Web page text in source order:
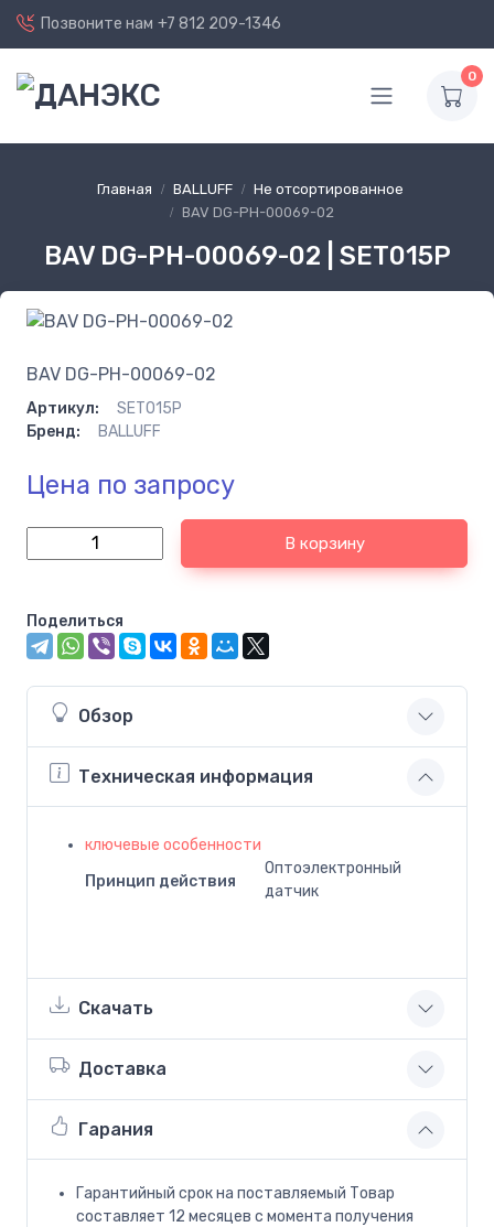
Позвоните нам +7 812 209-1346
0
Главная BALLUFF
Не отсортированное
BAV DG-PH-00069-02
BAV DG-PH-00069-02 | SET015P
BAV DG-PH-00069-02
Артикул:
SET015P
Бренд:
BALLUFF
Цена по запросу
В корзину
Поделиться
Обзор
Техническая информация
ключевые особенности
Принцип действия
Оптоэлектронный
датчик
Скачать
Доставка
Гарания
Гарантийный срок на поставляемый Товар
составляет 12 месяцев с момента получения